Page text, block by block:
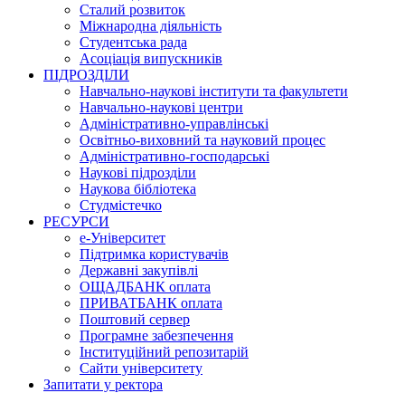
Сталий розвиток
Міжнародна діяльність
Студентська рада
Асоціація випускників
ПІДРОЗДІЛИ
Навчально-наукові інститути та факультети
Навчально-наукові центри
Адміністративно-управлінські
Освітньо-виховний та науковий процес
Адміністративно-господарські
Наукові підрозділи
Наукова бібліотека
Студмістечко
РЕСУРСИ
е-Університет
Підтримка користувачів
Державні закупівлі
ОЩАДБАНК оплата
ПРИВАТБАНК оплата
Поштовий сервер
Програмне забезпечення
Інституційний репозитарій
Сайти університету
Запитати у ректора